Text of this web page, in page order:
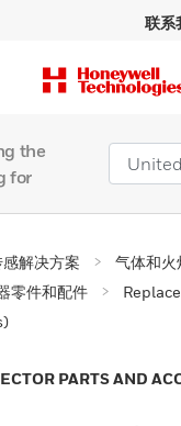
联系
the
for
感解决方案 气体和火
零件和配件
PARTS AND